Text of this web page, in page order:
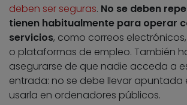
deben ser seguras. No se deben
tienen habitualmente para operar
servicios, como correos
o plataformas de empleo. También
asegurarse de que nadie acceda a
entrada: no se debe llevar apuntada
usarla en ordenadores públicos.